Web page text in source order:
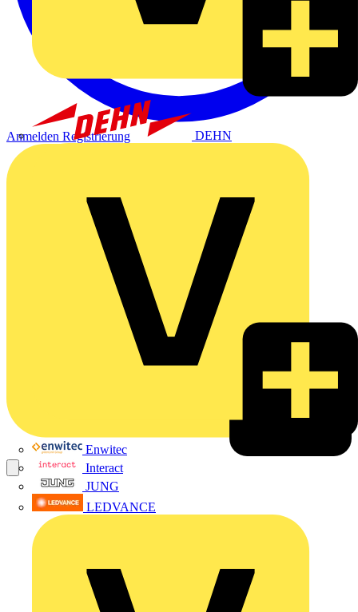
DEHN
Enwitec
Interact
JUNG
LEDVANCE
Anmelden Registrierung